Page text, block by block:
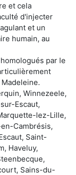
et cela
d'injecter
et un
humain, au
par le
Winnezeele,
Escaut,
lez-Lille,
Cambrésis,
Saint-
Haveluy,
Sains-du-